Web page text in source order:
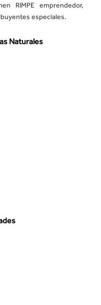
RIMPE emprendedor,
especiales.
Naturales